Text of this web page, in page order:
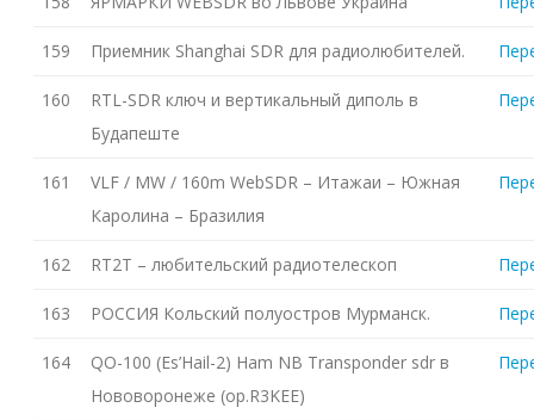
159 Приемник Shanghai SDR для радиолюбителей.
160
RTL-SDR ключ и вертикальный диполь в
Будапеште
161
VLF / MW / 160m WebSDR – Итажаи – Южная
Каролина – Бразилия
162 RT2T – любительский радиотелескоп
163 РОССИЯ Кольский полуостров Мурманск.
164
QO-100 (Es’Hail-2) Ham NB Transponder sdr в
Нововоронеже (op.R3KEE)